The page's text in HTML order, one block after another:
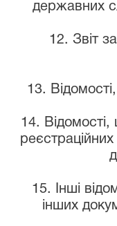
державних
12. Звіт
13.
14.
15. Інші
інших